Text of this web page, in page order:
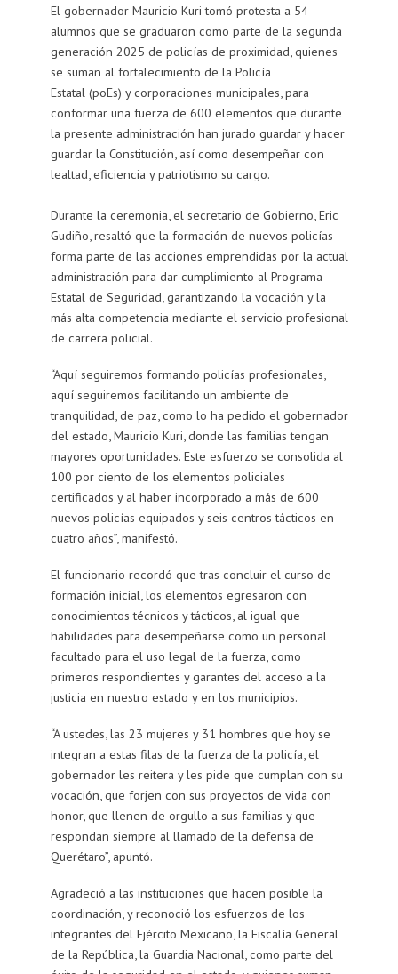
El gobernador Mauricio Kuri tomó protesta a 54
alumnos que se graduaron como parte de la segunda
generación 2025 de policías de proximidad, quienes
se suman al fortalecimiento de la Policía
Estatal (poEs) y corporaciones municipales, para
conformar una fuerza de 600 elementos que durante
la presente administración han jurado guardar y hacer
guardar la Constitución, así como desempeñar con
lealtad, eficiencia y patriotismo su cargo.
Durante la ceremonia, el secretario de Gobierno, Eric
Gudiño, resaltó que la formación de nuevos policías
forma parte de las acciones emprendidas por la actual
administración para dar cumplimiento al Programa
Estatal de Seguridad, garantizando la vocación y la
más alta competencia mediante el servicio profesional
de carrera policial.
“Aquí seguiremos formando policías profesionales,
aquí seguiremos facilitando un ambiente de
tranquilidad, de paz, como lo ha pedido el gobernador
del estado, Mauricio Kuri, donde las familias tengan
mayores oportunidades. Este esfuerzo se consolida al
100 por ciento de los elementos policiales
certificados y al haber incorporado a más de 600
nuevos policías equipados y seis centros tácticos en
cuatro años”, manifestó.
El funcionario recordó que tras concluir el curso de
formación inicial, los elementos egresaron con
conocimientos técnicos y tácticos, al igual que
habilidades para desempeñarse como un personal
facultado para el uso legal de la fuerza, como
primeros respondientes y garantes del acceso a la
justicia en nuestro estado y en los municipios.
“A ustedes, las 23 mujeres y 31 hombres que hoy se
integran a estas filas de la fuerza de la policía, el
gobernador les reitera y les pide que cumplan con su
vocación, que forjen con sus proyectos de vida con
honor, que llenen de orgullo a sus familias y que
respondan siempre al llamado de la defensa de
Querétaro”, apuntó.
Agradeció a las instituciones que hacen posible la
coordinación, y reconoció los esfuerzos de los
integrantes del Ejército Mexicano, la Fiscalía General
de la República, la Guardia Nacional, como parte del